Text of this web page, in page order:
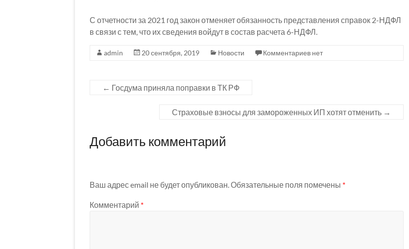
С отчетности за 2021 год закон отменяет обязанность представления справок 2-НДФЛ
в связи с тем, что их сведения войдут в состав расчета 6-НДФЛ.
admin 20 сентября, 2019 Новости Комментариев нет
← Госдума приняла поправки в ТК РФ
Страховые взносы для замороженных ИП хотят отменить →
Добавить комментарий
Ваш адрес email не будет опубликован. Обязательные поля помечены *
Комментарий *